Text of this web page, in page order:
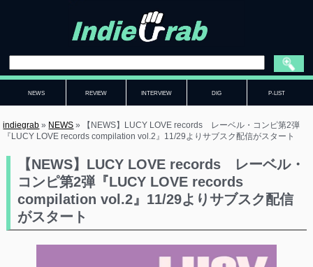
NEWS REVIEW INTERVIEW DIG P-LIST
indiegrab » NEWS »
【NEWS】LUCY LOVE records レーベル・コンピ第2弾
『LUCY LOVE records compilation vol.2』11/29よりサブスク配信がスタート
【NEWS】LUCY LOVE records レーベル・
コンピ第2弾『LUCY LOVE records
compilation vol.2』11/29よりサブスク配信
がスタート